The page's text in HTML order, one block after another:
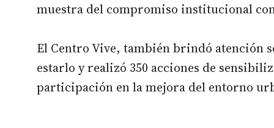
muestra del compromiso institucional
El Centro Vive, también brindó atención
estarlo y realizó 350 acciones de
participación en la mejora del entorno